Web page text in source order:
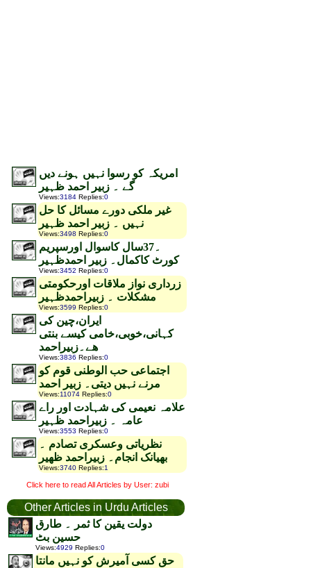
امریکہ کو رسوا نہیں ہونے دیں
گے ۔ زبیر احمد ظہیر
Views:3184 Replies:0
غیر ملکی دورے مسائل کا حل
نہیں ۔ زبیر احمد ظہیر
Views:3498 Replies:0
۔37سال کاسوال اورسپریم
کورٹ کاکمال۔ زبیر احمدظہیر
Views:3452 Replies:0
زرداری نواز ملاقات اورحکومتی
مشکلات ۔ زبیراحمدظہیر
Views:3599 Replies:0
ایران،چین کی
کہانی،خوبی،خامی کیسے بنتی
ھے۔زبیراحمد
Views:3836 Replies:0
اجتماعی حب الوطنی قوم کو
مرنے نہیں دیتی۔ زبیر احمد
Views:11074 Replies:0
علامہ نعیمی کی شہادت اور راے
عامہ ۔ زبیراحمد ظہیر
Views:3553 Replies:0
نظریاتی وعسکری تصادم ۔
بھیانک انجام۔ زبیراحمد ظھیر
Views:3740 Replies:1
Click here to read All Articles by User: zubi
Other Articles in Urdu Articles
دولت یقین کا ثمر ۔ طارق
حسین بٹ
Views:4929 Replies:0
حق کسی آمیرش کو نہیں مانتا